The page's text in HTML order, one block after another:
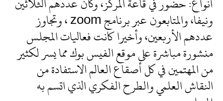
ونيفا، والمتابعون عبر برنامج zoom ، وتجاوز
عددهم الأربعين، وأخيرا كانت فعاليات المجلس
منشورة مباشرة على موقع الفيس بوك مما يسر لكثير
من المهتمين في كل أصقاع العالم الاستفادة من
النقاش العلمي والطرح الفكري الذي اتسم به